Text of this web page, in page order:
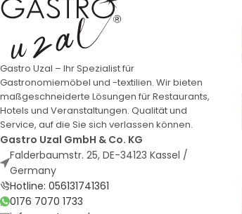
Gastro Uzal – Ihr Spezialist für
Gastronomiemöbel und -textilien. Wir bieten
maßgeschneiderte Lösungen für Restaurants,
Hotels und Veranstaltungen. Qualität und
Service, auf die Sie sich verlassen können.
Gastro Uzal GmbH & Co. KG
Falderbaumstr. 25, DE-34123 Kassel /
Germany
Hotline: 056131741361
0176 7070 1733